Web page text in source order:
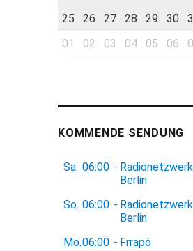
25
26 27 28 29 30
01
02 03 04 05 06
KOMMENDE SENDUNG
Sa. 06:00 - Radionetzwerk
Berlin
So. 06:00 - Radionetzwerk
Berlin
Mo.06:00 - Frrapó